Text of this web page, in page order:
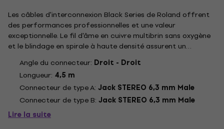
Les câbles d'interconnexion Black Series de Roland offrent
des performances professionnelles et une valeur
exceptionnelle. Le fil d'âme en cuivre multibrin sans oxygène
et le blindage en spirale à haute densité assurent un
transfert de signal parfait pour connecter des pédales, des
instruments, du matériel de studio, et plus encore. Dotés
de...
Angle du connecteur: Droit - Droit
Longueur: 4,5 m
Connecteur de type A: Jack STEREO 6,3 mm Male
Connecteur de type B: Jack STEREO 6,3 mm Male
Lire la suite